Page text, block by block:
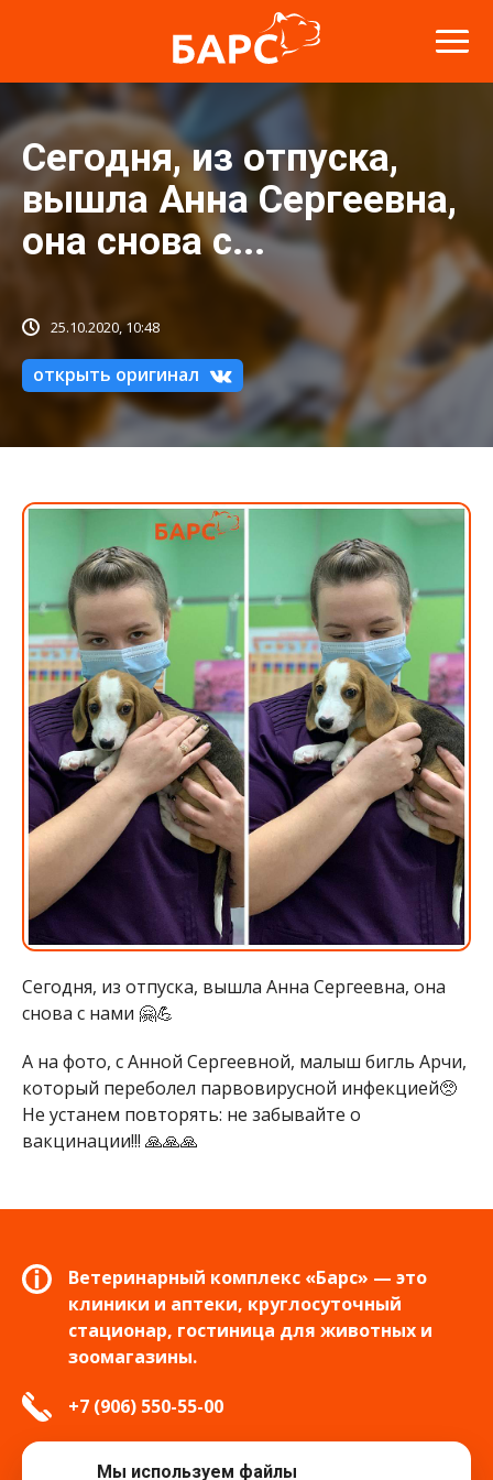
Сегодня, из отпуска,
вышла Анна Сергеевна,
она снова с...
25.10.2020, 10:48
открыть оригинал
Сегодня, из отпуска, вышла Анна Сергеевна, она
снова с нами 🤗💪
А на фото, с Анной Сергеевной, малыш бигль Арчи,
который переболел парвовирусной инфекцией🥺
Не устанем повторять: не забывайте о
вакцинации!!! 🙏🙏🙏
Ветеринарный комплекс «Барс» — это
клиники и аптеки, круглосуточный
стационар, гостиница для животных и
зоомагазины.
+7 (906) 550-55-00
info.tver@bars-vet.ru
Мы используем файлы